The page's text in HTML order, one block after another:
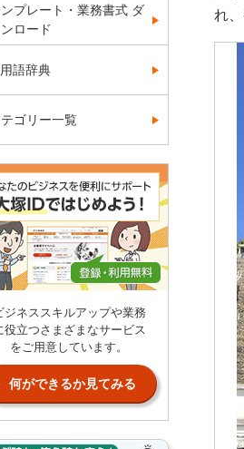
れ
プレート・業務書式 ダ
ロード
語辞典
ゴリー一覧
ジネススキルアップや業務
役立つさまざまなサービス
をご用意しています。
何ができるか見てみる